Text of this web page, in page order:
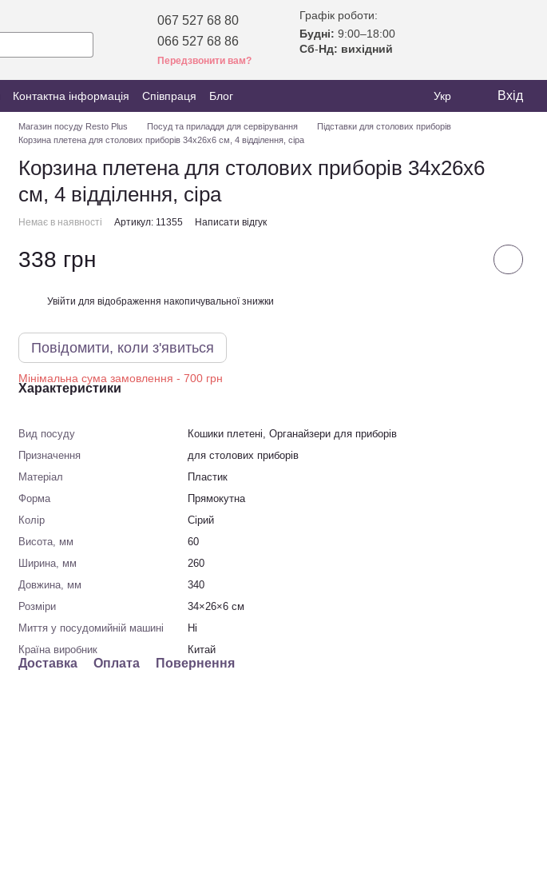
067 527 68 80
066 527 68 86
Передзвонити вам?
Графік роботи:
Будні: 9:00–18:00
Сб-Нд: вихідний
Контактна інформація Співпраця Блог Укр Вхід
Магазин посуду Resto Plus Посуд та приладдя для сервірування
Підставки для столових приборів
Корзина плетена для столових приборів 34х26х6 см, 4 відділення, сіра
Корзина плетена для столових приборів 34х26х6
см, 4 відділення, сіра
Немає в наявності Артикул: 11355 Написати відгук
338 грн
Увійти для відображення накопичувальної знижки
Повідомити, коли з'явиться
Характеристики
Вид посуду
Кошик​и плетені, Органайзери для приборів
Призначення
для столових приборів
Матеріал
Пластик
Форма
Прямокутна
Колір
Сірий
Висота, мм
60
Ширина, мм
260
Довжина, мм
340
Розміри
34×26×6 см
Миття у посудомийній машині
Ні
Країна виробник
Китай
Доставка Оплата Повернення